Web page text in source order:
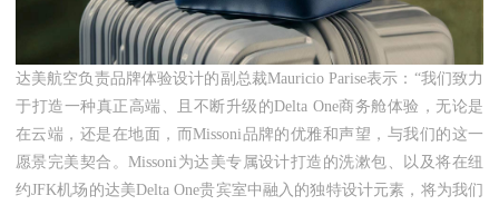
达美航空负责品牌体验设计的副总裁Mauricio Parise表示：“我们致力
于打造一种真正高端、且不断升级的Delta One商务舱体验，无论是
在云端，还是在地面，而Missoni品牌的优雅和声望，与我们的这一
愿景完美契合。Missoni为达美专属设计打造的洗漱包、以及将在纽
约JFK机场的达美Delta One贵宾室中融入的独特设计元素，将为我们